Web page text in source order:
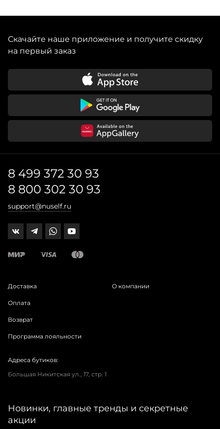
Скачайте наше приложение и получите скидку
на первый заказ
8 499 372 30 93
8 800 302 30 93
support@nuself.ru
Доставка
Оплата
Возврат
Программа лояльности
О компании
Адреса бутиков:
Большая Никитская ул., 17, стр. 1
Новинки, главные тренды и секретные
акции